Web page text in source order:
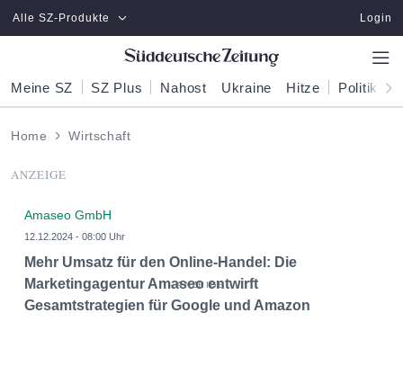
Zum Hauptinhalt springen
Alle SZ-Produkte Login
Meine SZ SZ Plus Nahost Ukraine Hitze Politik
Home Wirtschaft
ANZEIGE
Amaseo GmbH
12.12.2024 - 08:00 Uhr
Mehr Umsatz für den Online-Handel: Die
Marketingagentur Amaseo entwirft
Gesamtstrategien für Google und Amazon